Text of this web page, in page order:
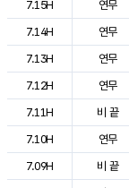
7.15H
연무
7.14H
연무
7.13H
연무
7.12H
연무
7.11H
비 끝
7.10H
연무
7.09H
비 끝